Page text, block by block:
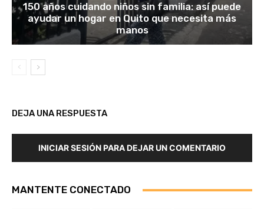
150 años cuidando niños sin familia: así puede
ayudar un hogar en Quito que necesita más
manos
DEJA UNA RESPUESTA
INICIAR SESIÓN PARA DEJAR UN COMENTARIO
MANTENTE CONECTADO